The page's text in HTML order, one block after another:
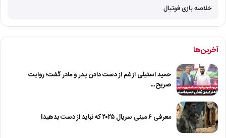
خلاصه بازی فوتبال
آخرین‌ها
حمید استیلی از غم از دست دادن پدر و مادر گفت؛ روایت
صریح…
معرفی ۶ مینی سریال ۲۰۲۵ که نباید از دست بدهید!